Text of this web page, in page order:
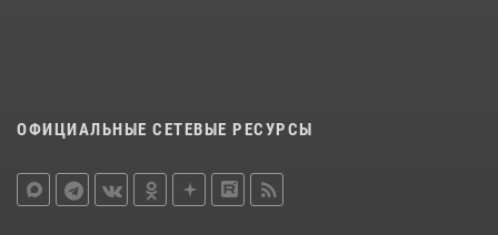
ОФИЦИАЛЬНЫЕ СЕТЕВЫЕ РЕСУРСЫ